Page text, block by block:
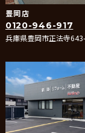
豊岡店
0120-946-917
兵庫県豊岡市正法寺